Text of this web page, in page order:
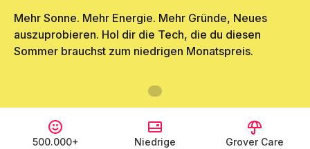
Mehr Sonne. Mehr Energie. Mehr Gründe, Neues
auszuprobieren. Hol dir die Tech, die du diesen
Sommer brauchst zum niedrigen Monatspreis.
500.000+
Niedrige
Grover Care